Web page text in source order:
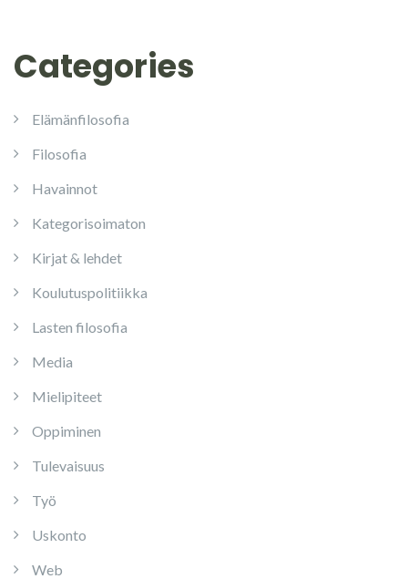
Categories
Elämänfilosofia
Filosofia
Havainnot
Kategorisoimaton
Kirjat & lehdet
Koulutuspolitiikka
Lasten filosofia
Media
Mielipiteet
Oppiminen
Tulevaisuus
Työ
Uskonto
Web